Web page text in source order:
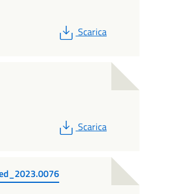
PDF
Scarica
PDF
Scarica